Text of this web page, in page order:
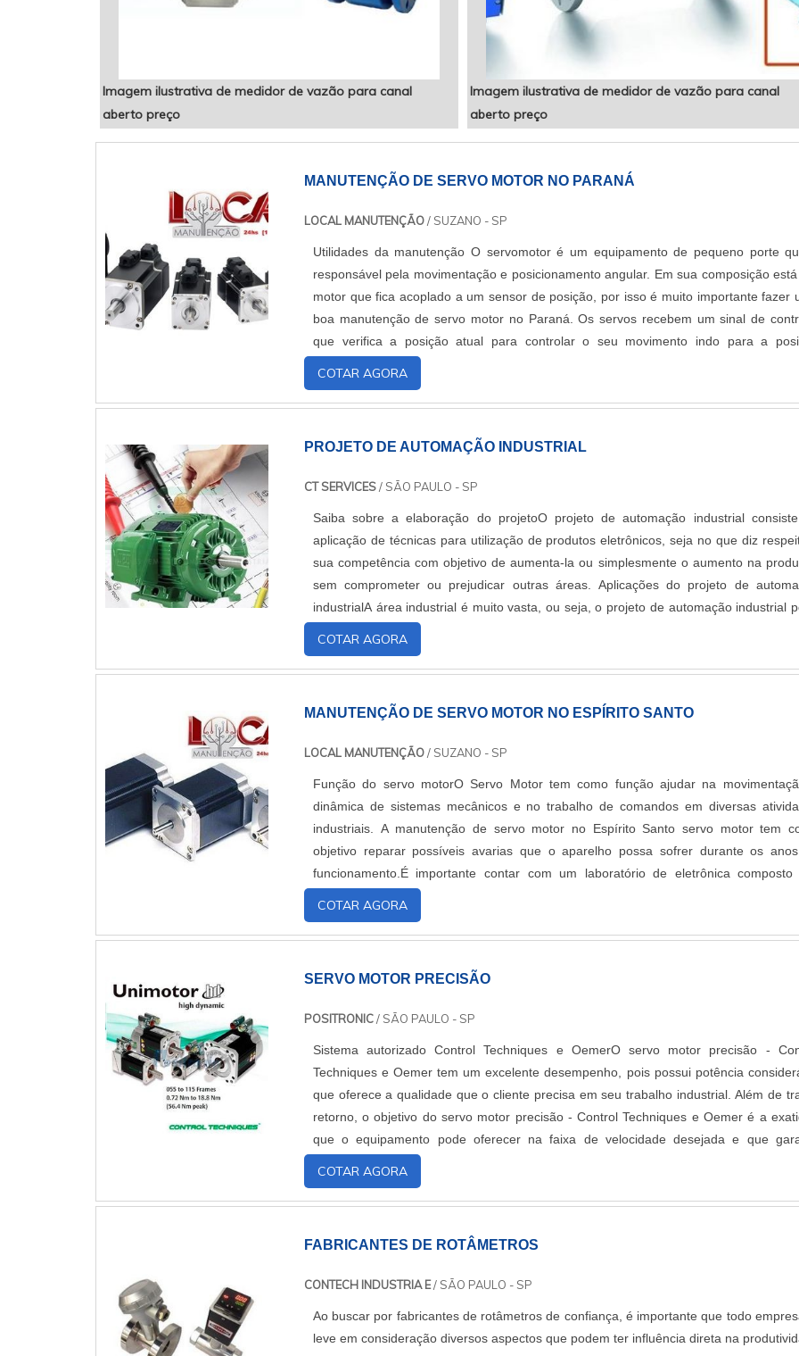
Imagem ilustrativa de medidor de vazão para canal
aberto preço
Imagem ilustrativa de medidor de vazão para canal
aberto preço
MANUTENÇÃO DE SERVO MOTOR NO PARANÁ
LOCAL MANUTENÇÃO/ SUZANO - SP
Utilidades da manutenção O servomotor é um equipamento de pequeno porte
responsável pela movimentação e posicionamento angular. Em sua composição
motor que fica acoplado a um sensor de posição, por isso é muito importante fazer
boa manutenção de servo motor no Paraná. Os servos recebem um sinal de
que verifica a posição atual para controlar o seu movimento indo para a
desejada com velocidade monitorada por um....
COTAR AGORA
PROJETO DE AUTOMAÇÃO INDUSTRIAL
CT SERVICES/ SÃO PAULO - SP
Saiba sobre a elaboração do projetoO projeto de automação industrial
aplicação de técnicas para utilização de produtos eletrônicos, seja no que diz
sua competência com objetivo de aumenta-la ou simplesmente o aumento na
sem comprometer ou prejudicar outras áreas. Aplicações do projeto de
industrialA área industrial é muito vasta, ou seja, o projeto de automação industrial
ser aplicado em diversos s....
COTAR AGORA
MANUTENÇÃO DE SERVO MOTOR NO ESPÍRITO SANTO
LOCAL MANUTENÇÃO/ SUZANO - SP
Função do servo motorO Servo Motor tem como função ajudar na
dinâmica de sistemas mecânicos e no trabalho de comandos em diversas
industriais. A manutenção de servo motor no Espírito Santo servo motor tem
objetivo reparar possíveis avarias que o aparelho possa sofrer durante os
funcionamento.É importante contar com um laboratório de eletrônica composto
equipamentos modernos e de alta qualidade, ou sej....
COTAR AGORA
SERVO MOTOR PRECISÃO
POSITRONIC/ SÃO PAULO - SP
Sistema autorizado Control Techniques e OemerO servo motor precisão -
Techniques e Oemer tem um excelente desempenho, pois possui potência
que oferece a qualidade que o cliente precisa em seu trabalho industrial. Além de
retorno, o objetivo do servo motor precisão - Control Techniques e Oemer é a
que o equipamento pode oferecer na faixa de velocidade desejada e que
sucesso no procedimento. Sem falar....
COTAR AGORA
FABRICANTES DE ROTÂMETROS
CONTECH INDUSTRIA E/ SÃO PAULO - SP
Ao buscar por fabricantes de rotâmetros de confiança, é importante que todo
leve em consideração diversos aspectos que podem ter influência direta na